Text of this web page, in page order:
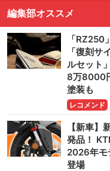
編集部オススメ
「RZ250
「復刻サ
ルセット
8万8000
塗装も
レコメンド
【新車】
発品！
2026年
登場